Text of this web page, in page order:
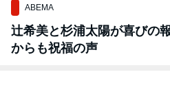
ABEMA
辻希美と杉浦太陽が喜びの
からも祝福の声